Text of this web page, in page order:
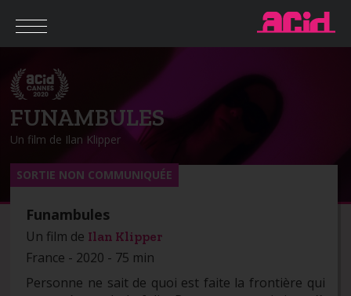
FUNAMBULES
Un film de Ilan Klipper
Funambules
Un film de Ilan Klipper
France - 2020 - 75 min
Personne ne sait de quoi est faite la frontière qui
SORTIE NON COMMUNIQUÉE